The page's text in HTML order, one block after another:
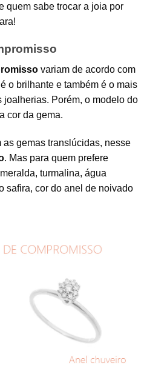
quem sabe trocar a joia por
variam de acordo com
o brilhante e também é o mais
joalherias. Porém, o modelo do
cor da gema.
as gemas translúcidas, nesse
. Mas para quem prefere
turmalina, água
safira, cor do anel de noivado